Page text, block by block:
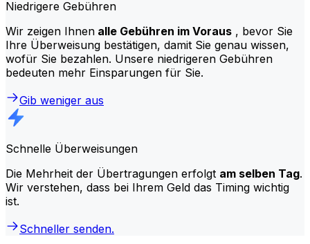
Niedrigere Gebühren
Wir zeigen Ihnen alle Gebühren im Voraus , bevor Sie
Ihre Überweisung bestätigen, damit Sie genau wissen,
wofür Sie bezahlen. Unsere niedrigeren Gebühren
bedeuten mehr Einsparungen für Sie.
Gib weniger aus
Schnelle Überweisungen
Die Mehrheit der Übertragungen erfolgt am selben Tag.
Wir verstehen, dass bei Ihrem Geld das Timing wichtig
ist.
Schneller senden.